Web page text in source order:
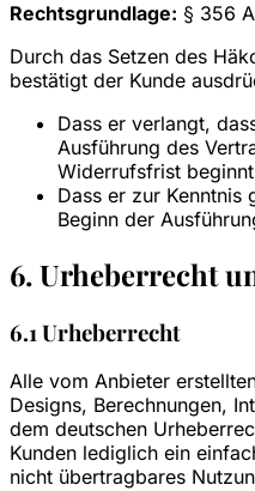
Rechtsgrundlage: § 356
Durch das Setzen des
bestätigt der Kunde
Dass er verlangt,
Ausführung des
Widerrufsfrist beginnt
Dass er zur Kenntnis
Beginn der
6. Urheberrecht
6.1 Urheberrecht
Alle vom Anbieter
Designs, Berechnungen,
dem deutschen
Kunden lediglich ein
nicht übertragbares